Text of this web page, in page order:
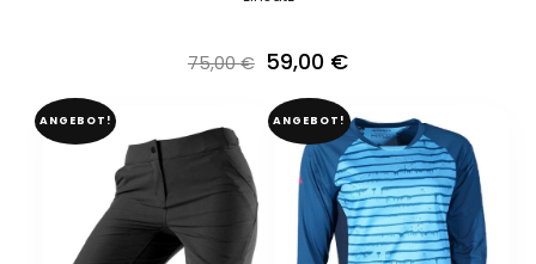
75,00€ Ursprünglicher
Preis
war:
75,00 €
59,00 €Aktueller
ist:
59,00 €.
ANGEBOT! ANGEBOT!